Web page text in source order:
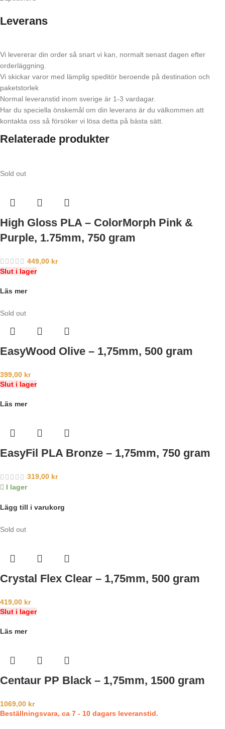
Leverans
Vi levererar din order så snart vi kan, normalt senast dagen efter
orderläggning.
Vi skickar varor med lämplig speditör beroende på destination och
paketstorlek
Normal leveranstid inom sverige är 1-3 vardagar.
Har du speciella önskemål om din leverans är du välkommen att
kontakta oss så försöker vi lösa detta på bästa sätt.
Relaterade produkter
Sold out
High Gloss PLA – ColorMorph Pink &
Purple, 1.75mm, 750 gram
449,00 kr
Slut i lager
Läs mer
Sold out
EasyWood Olive – 1,75mm, 500 gram
399,00 kr
Slut i lager
Läs mer
EasyFil PLA Bronze – 1,75mm, 750 gram
319,00 kr
I lager
Lägg till i varukorg
Sold out
Crystal Flex Clear – 1,75mm, 500 gram
419,00 kr
Slut i lager
Läs mer
Centaur PP Black – 1,75mm, 1500 gram
1069,00 kr
Beställningsvara, ca 7 - 10 dagars leveranstid.